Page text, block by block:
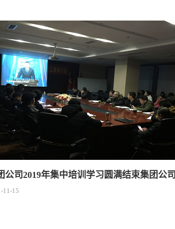
公司2019年集中培训学习圆满结束集团公司
11-15